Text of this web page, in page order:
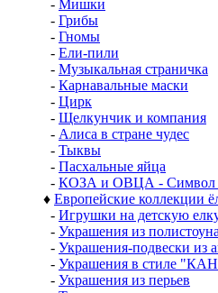
- Мишки
- Грибы
- Гномы
- Ели-пили
- Музыкальная страничка
- Карнавальные маски
- Цирк
- Щелкунчик и компания
- Алиса в стране чудес
- Тыквы
- Пасхальные яйца
- КОЗА и ОВЦА - Символ
♦ Европейские коллекции
- Игрушки на детскую
- Украшения из
- Украшения-подвески из
- Украшения в стиле
- Украшения из перьев